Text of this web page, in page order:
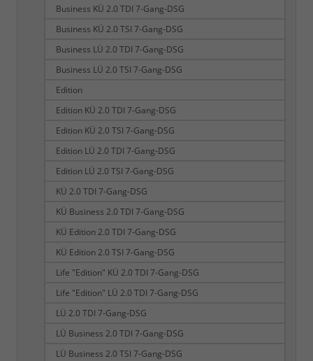
Business KÜ 2.0 TDI 7-Gang-DSG
Business KÜ 2.0 TSI 7-Gang-DSG
Business LÜ 2.0 TDI 7-Gang-DSG
Business LÜ 2.0 TSI 7-Gang-DSG
Edition
Edition KÜ 2.0 TDI 7-Gang-DSG
Edition KÜ 2.0 TSI 7-Gang-DSG
Edition LÜ 2.0 TDI 7-Gang-DSG
Edition LÜ 2.0 TSI 7-Gang-DSG
KÜ 2.0 TDI 7-Gang-DSG
KÜ Business 2.0 TDI 7-Gang-DSG
KÜ Edition 2.0 TDI 7-Gang-DSG
KÜ Edition 2.0 TSI 7-Gang-DSG
Life "Edition" KÜ 2.0 TDI 7-Gang-DSG
Life "Edition" LÜ 2.0 TDI 7-Gang-DSG
LÜ 2.0 TDI 7-Gang-DSG
LÜ Business 2.0 TDI 7-Gang-DSG
LÜ Business 2.0 TSI 7-Gang-DSG